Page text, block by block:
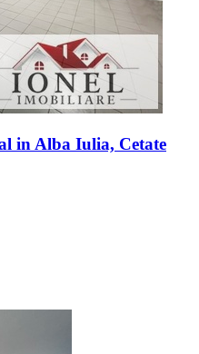
in Alba Iulia, Cetate